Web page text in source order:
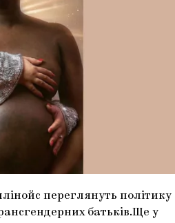
переглянуть політику
батьків.Ще у